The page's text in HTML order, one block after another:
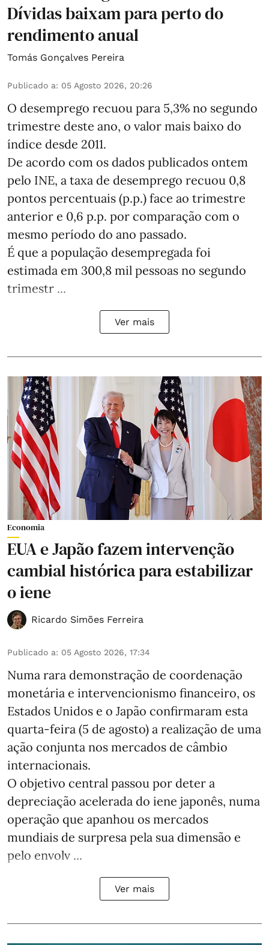
Dívidas baixam para perto do
rendimento anual
Tomás Gonçalves Pereira
Publicado a: 05 Agosto 2026, 20:26
O desemprego recuou para 5,3% no segundo
trimestre deste ano, o valor mais baixo do
índice desde 2011.
De acordo com os dados publicados ontem
pelo INE, a taxa de desemprego recuou 0,8
pontos percentuais (p.p.) face ao trimestre
anterior e 0,6 p.p. por comparação com o
mesmo período do ano passado.
É que a população desempregada foi
estimada em 300,8 mil pessoas no segundo
trimestr ...
Ver mais
Economia
EUA e Japão fazem intervenção
cambial histórica para estabilizar
o iene
Ricardo Simões Ferreira
Publicado a: 05 Agosto 2026, 17:34
Numa rara demonstração de coordenação
monetária e intervencionismo financeiro, os
Estados Unidos e o Japão confirmaram esta
quarta-feira (5 de agosto) a realização de uma
ação conjunta nos mercados de câmbio
internacionais.
O objetivo central passou por deter a
depreciação acelerada do iene japonês, numa
operação que apanhou os mercados
mundiais de surpresa pela sua dimensão e
pelo envolv ...
Ver mais